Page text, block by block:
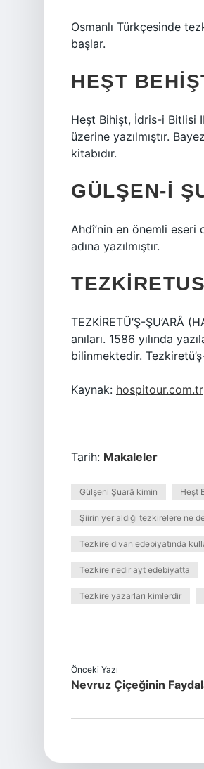
Osmanlı Türkçesinde
başlar.
HEŞT
Heşt Bihişt, İdris-i Bitlisi II
üzerine yazılmıştır.
kitabıdır.
GÜLŞEN-I
Ahdî’nin en önemli eseri
adına yazılmıştır.
TEZKİRETÜ’Ş-ŞU’ARÂ
anıları. 1586 yılında
bilinmektedir.
Kaynak: hospitour.com.tr
Tarih: Makaleler
Gülşeni Şuarâ kimin Heşt
Şiirin yer aldığı tezkirelere ne
Tezkire divan edebiyatında
Tezkire nedir ayt edebiyatta
Tezkire yazarları kimlerdir
Önceki Yazı
Nevruz Çiçeğinin